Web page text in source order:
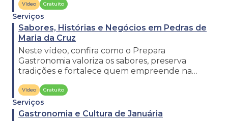
Vídeo Gratuito
Serviços
Sabores, Histórias e Negócios em Pedras de
Maria da Cruz
Neste vídeo, confira como o Prepara
Gastronomia valoriza os sabores, preserva
tradições e fortalece quem empreende na
Vídeo Gratuito
Serviços
Gastronomia e Cultura de Januária